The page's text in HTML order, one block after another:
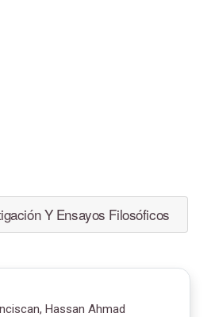
Y Ensayos Filosóficos
Hassan Ahmad